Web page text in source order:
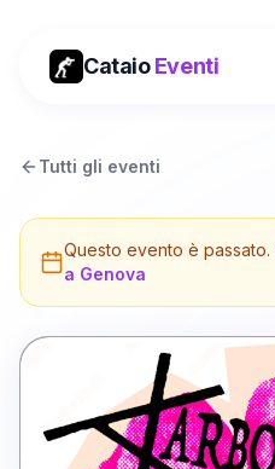
CataioEventi
Tutti gli eventi
Questo evento è passato.
a Genova